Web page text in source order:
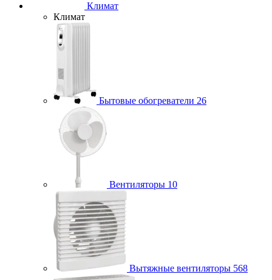
Климат
Климат
Бытовые обогреватели 26
Вентиляторы 10
Вытяжные вентиляторы 568